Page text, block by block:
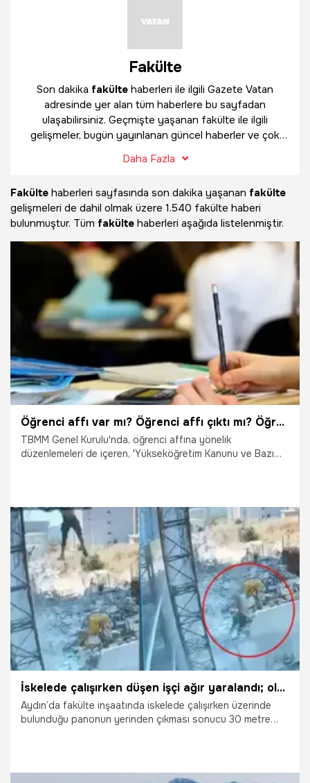
Fakülte
Son dakika fakülte haberleri ile ilgili Gazete Vatan
adresinde yer alan tüm haberlere bu sayfadan
ulaşabilirsiniz. Geçmişte yaşanan fakülte ile ilgili
gelişmeler, bugün yayınlanan güncel haberler ve çok
Daha Fazla
Fakülte haberleri sayfasında son dakika yaşanan fakülte
gelişmeleri de dahil olmak üzere 1.540 fakülte haberi
bulunmuştur. Tüm fakülte haberleri aşağıda listelenmiştir.
Öğrenci affı var mı? Öğrenci affı çıktı mı? Öğrenci affı TBMM'de kabul edildi mi? Öğrenci affı Meclis'ten geçti mi? Öğrenci affı ne zaman çıkacak? Öğrenci affı çıktı mı?
TBMM Genel Kurulu'nda, öğrenci affına yönelik
düzenlemeleri de içeren, 'Yükseköğretim Kanunu ve Bazı
Meclis'ten geçti mi? Öğrenci affı ne zaman çıkacak?
Öğrenci affı çıktı mı? İşte yanıtı...
30.07.2026 Gündem
İskelede çalışırken düşen işçi ağır yaralandı; olay kamerada
Aydın’da fakülte inşaatında iskelede çalışırken üzerinde
bulunduğu panonun yerinden çıkması sonucu 30 metre